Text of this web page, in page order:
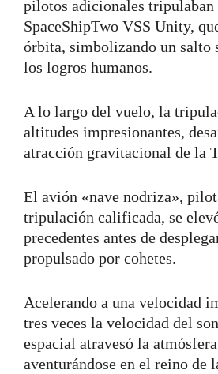
pilotos adicionales tripulaban
SpaceShipTwo VSS Unity,
órbita, simbolizando un salto
los logros humanos.
A lo largo del vuelo, la
altitudes impresionantes,
atracción gravitacional de la
El avión «nave nodriza»,
tripulación calificada, se
precedentes antes de
propulsado por cohetes.
Acelerando a una velocidad
tres veces la velocidad del
espacial atravesó la
aventurándose en el reino de